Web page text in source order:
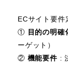
ECサイト要件
① 目的の明確
ーゲット）
② 機能要件: